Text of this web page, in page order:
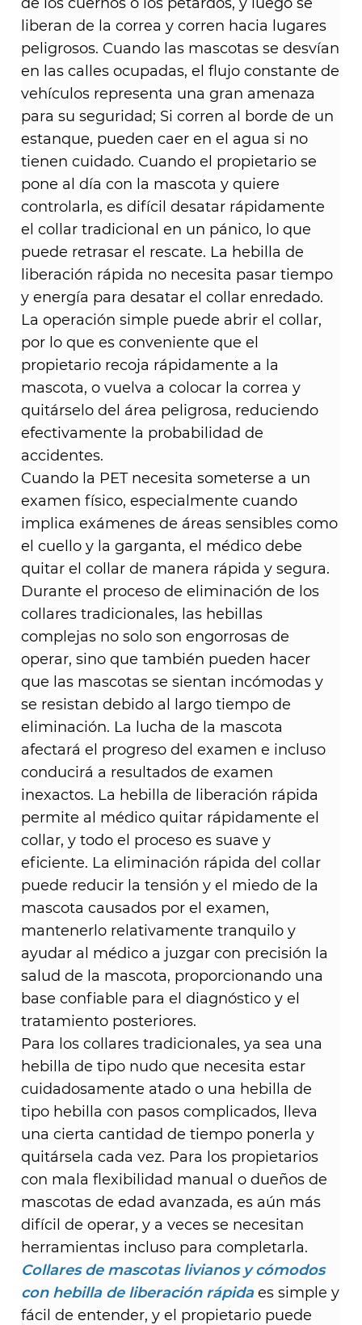
liberan de la correa y corren hacia lugares
peligrosos. Cuando las mascotas se desvían
en las calles ocupadas, el flujo constante de
vehículos representa una gran amenaza
para su seguridad; Si corren al borde de un
estanque, pueden caer en el agua si no
tienen cuidado. Cuando el propietario se
pone al día con la mascota y quiere
controlarla, es difícil desatar rápidamente
el collar tradicional en un pánico, lo que
puede retrasar el rescate. La hebilla de
liberación rápida no necesita pasar tiempo
y energía para desatar el collar enredado.
La operación simple puede abrir el collar,
por lo que es conveniente que el
propietario recoja rápidamente a la
mascota, o vuelva a colocar la correa y
quitárselo del área peligrosa, reduciendo
efectivamente la probabilidad de
accidentes. ​
Cuando la PET necesita someterse a un
examen físico, especialmente cuando
implica exámenes de áreas sensibles como
el cuello y la garganta, el médico debe
quitar el collar de manera rápida y segura.
Durante el proceso de eliminación de los
collares tradicionales, las hebillas
complejas no solo son engorrosas de
operar, sino que también pueden hacer
que las mascotas se sientan incómodas y
se resistan debido al largo tiempo de
eliminación. La lucha de la mascota
afectará el progreso del examen e incluso
conducirá a resultados de examen
inexactos. La hebilla de liberación rápida
permite al médico quitar rápidamente el
collar, y todo el proceso es suave y
eficiente. La eliminación rápida del collar
puede reducir la tensión y el miedo de la
mascota causados ​​por el examen,
mantenerlo relativamente tranquilo y
ayudar al médico a juzgar con precisión la
salud de la mascota, proporcionando una
base confiable para el diagnóstico y el
tratamiento posteriores. ​
Para los collares tradicionales, ya sea una
hebilla de tipo nudo que necesita estar
cuidadosamente atado o una hebilla de
tipo hebilla con pasos complicados, lleva
una cierta cantidad de tiempo ponerla y
quitársela cada vez. Para los propietarios
con mala flexibilidad manual o dueños de
mascotas de edad avanzada, es aún más
difícil de operar, y a veces se necesitan
herramientas incluso para completarla.
Collares de mascotas livianos y cómodos
con hebilla de liberación rápidaes simple y
fácil de entender, y el propietario puede